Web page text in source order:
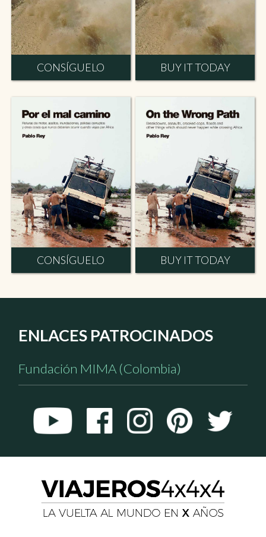
CONSÍGUELO BUY IT TODAY
CONSÍGUELO BUY IT TODAY
ENLACES PATROCINADOS
Fundación MIMA (Colombia)